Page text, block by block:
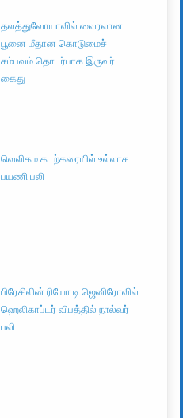
தலத்துவோயாவில் வைரலான
பூனை மீதான கொடுமைச்
சம்பவம் தொடர்பாக இருவர்
கைது
வெலிகம கடற்கரையில் உல்லாச
பயணி பலி
பிரேசிலின் ரியோ டி ஜெனிரோவில்
ஹெலிகாப்டர் விபத்தில் நால்வர்
பலி